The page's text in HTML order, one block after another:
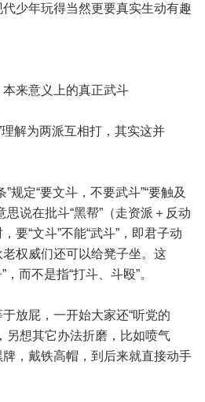
少年玩得当然更要真实生动有趣
真正武斗
解为两派互相打，其实这并
定“要文斗，不要武斗”“要触及
思说在批斗“黑帮”（走资派＋反动
要“文斗”不能“武斗”，即君子动
权威们还可以给凳子坐。这
，而不是指“打斗、斗殴”。
屁，一开始大家还“听党的
另想其它办法折磨，比如喷气
，戴铁高帽，到后来就直接动手